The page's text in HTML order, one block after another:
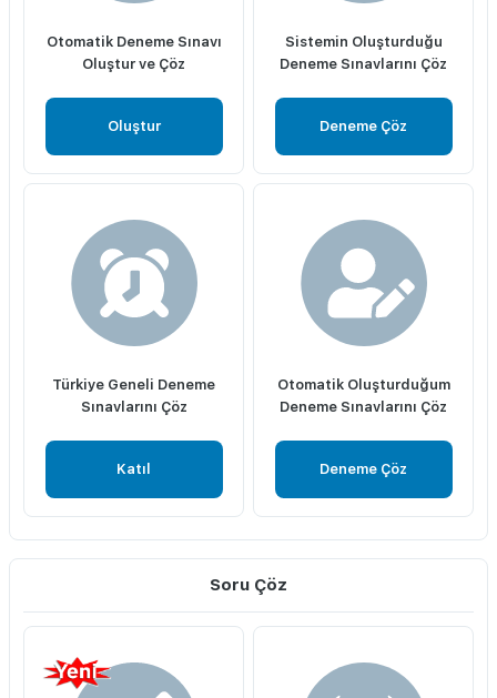
Otomatik Deneme Sınavı
Oluştur ve Çöz
Oluştur
Sistemin Oluşturduğu
Deneme Sınavlarını Çöz
Deneme Çöz
Türkiye Geneli Deneme
Sınavlarını Çöz
Katıl
Otomatik Oluşturduğum
Deneme Sınavlarını Çöz
Deneme Çöz
Soru Çöz